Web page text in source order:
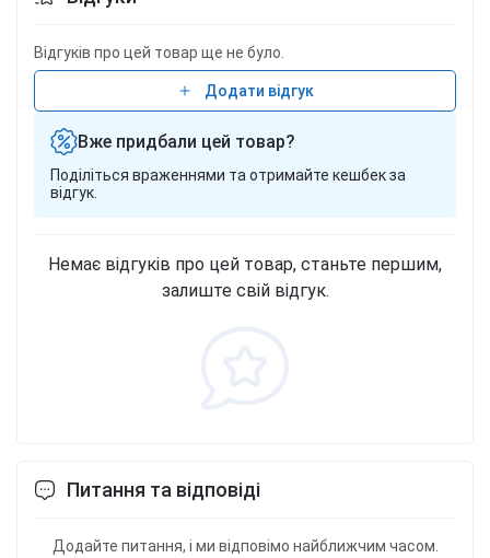
Відгуків про цей товар ще не було.
Додати відгук
Вже придбали цей товар?
Поділіться враженнями та отримайте кешбек за
відгук.
Немає відгуків про цей товар, станьте першим,
залиште свій відгук.
Питання та відповіді
Додайте питання, і ми відповімо найближчим часом.